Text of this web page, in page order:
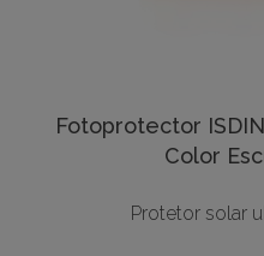
Fotoprotector
Color
Protetor solar